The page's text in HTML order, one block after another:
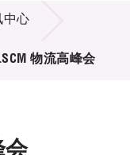
中心
物流高峰会
会